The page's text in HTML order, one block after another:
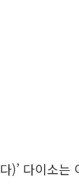
)’ 다이소는